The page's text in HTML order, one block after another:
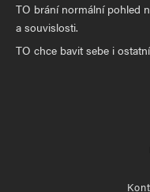
TO brání normální pohled
a souvislosti.
TO chce bavit sebe i